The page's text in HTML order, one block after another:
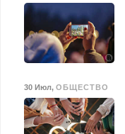
30 Июл, ОБЩЕСТВО